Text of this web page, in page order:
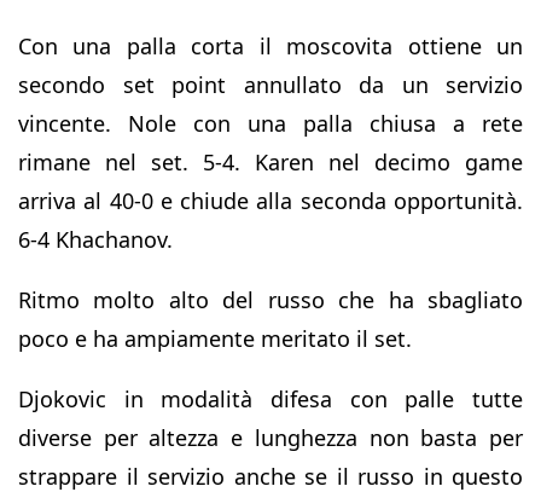
Con una palla corta il moscovita ottiene un
secondo set point annullato da un servizio
vincente. Nole con una palla chiusa a rete
rimane nel set. 5-4. Karen nel decimo game
arriva al 40-0 e chiude alla seconda opportunità.
6-4 Khachanov.
Ritmo molto alto del russo che ha sbagliato
poco e ha ampiamente meritato il set.
Djokovic in modalità difesa con palle tutte
diverse per altezza e lunghezza non basta per
strappare il servizio anche se il russo in questo